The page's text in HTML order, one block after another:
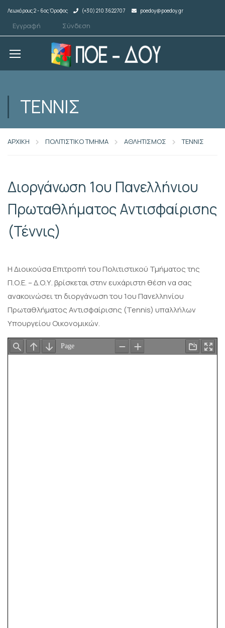
Λεωχάρους 2 - 6ος Όροφος (+30) 210 3622707 poedoy@poedoy.gr
Εγγραφή Σύνδεση
ΤΕΝΝΙΣ
ΑΡΧΙΚΗ ΠΟΛΙΤΙΣΤΙΚΟ ΤΜΗΜΑ ΑΘΛΗΤΙΣΜΟΣ ΤΕΝΝΙΣ
Διοργάνωση 1ου Πανελλήνιου
Πρωταθλήματος Αντισφαίρισης
(Τέννις)
Η Διοικούσα Επιτροπή του Πολιτιστικού Τμήματος της
Π.Ο.Ε. – Δ.Ο.Υ. βρίσκεται στην ευχάριστη θέση να σας
ανακοινώσει τη διοργάνωση του 1ου Πανελληνίου
Πρωταθλήματος Αντισφαίρισης (Tennis) υπαλλήλων
Υπουργείου Οικονομικών.